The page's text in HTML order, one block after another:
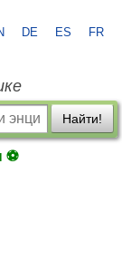
DE ES FR
Найти!
⚽